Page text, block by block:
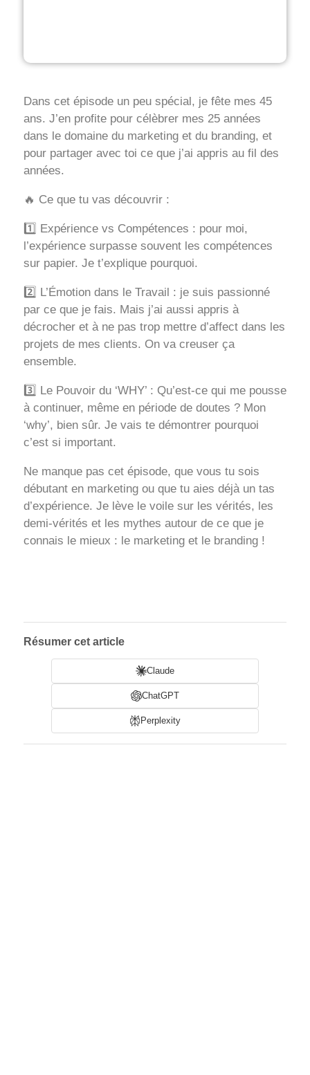
Dans cet épisode un peu spécial, je fête mes 45
ans. J’en profite pour célèbrer mes 25 années
dans le domaine du marketing et du branding, et
pour partager avec toi ce que j’ai appris au fil des
années.
🔥 Ce que tu vas découvrir :
1️⃣ Expérience vs Compétences : pour moi,
l’expérience surpasse souvent les compétences
sur papier. Je t’explique pourquoi.
2️⃣ L’Émotion dans le Travail : je suis passionné
par ce que je fais. Mais j’ai aussi appris à
décrocher et à ne pas trop mettre d’affect dans les
projets de mes clients. On va creuser ça
ensemble.
3️⃣ Le Pouvoir du ‘WHY’ : Qu’est-ce qui me pousse
à continuer, même en période de doutes ? Mon
‘why’, bien sûr. Je vais te démontrer pourquoi
c’est si important.
Ne manque pas cet épisode, que vous tu sois
débutant en marketing ou que tu aies déjà un tas
d’expérience. Je lève le voile sur les vérités, les
demi-vérités et les mythes autour de ce que je
connais le mieux : le marketing et le branding !
Résumer cet article
Claude
ChatGPT
Perplexity